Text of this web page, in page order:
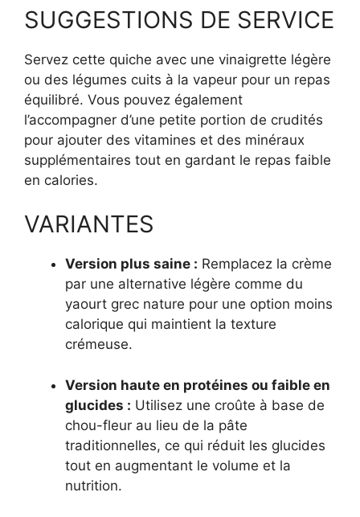
SUGGESTIONS DE SERVICE
Servez cette quiche avec une vinaigrette légère
ou des légumes cuits à la vapeur pour un repas
équilibré. Vous pouvez également
l’accompagner d’une petite portion de crudités
pour ajouter des vitamines et des minéraux
supplémentaires tout en gardant le repas faible
en calories.
VARIANTES
Version plus saine : Remplacez la crème
par une alternative légère comme du
yaourt grec nature pour une option moins
calorique qui maintient la texture
crémeuse.
Version haute en protéines ou faible en
glucides : Utilisez une croûte à base de
chou-fleur au lieu de la pâte
traditionnelles, ce qui réduit les glucides
tout en augmentant le volume et la
nutrition.